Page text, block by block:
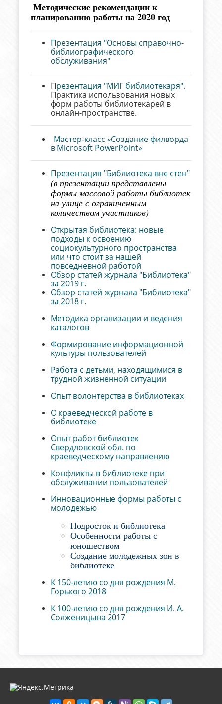
Методические рекомендации к
планированию работы на 2020 год
Презентация "Основы справочно-
библиографического
обслуживания"
Презентация "МИГ библиотекаря".
Практика использования новых
форм работы библиотекарей в
онлайн-пространстве.
Мастер-класс «Создание филворда
в Microsoft PowerPoint»
Презентация "Библиотека вне стен"
(в презентации представлены
формы массовой работы библиотек
на улице с ограниченным
количеством участников)
Открытая библиотека: новые
подходы к освоению
социокультурного пространства
или что стоит за нашей
повседневной работой
Обзор статей журнала "Библиотека"
за 2019 г.
Обзор статей журнала "Библиотека"
за 2018 г.
Методика организации и ведения
каталогов
Формирование информационной
культуры пользователей
Работа с детьми, находящимися в
трудной жизненной ситуации
Опыт волонтерства в библиотеках
О краеведческой работе в
библиотеке
Опыт работ библиотек
Свердловской обл. по
краеведческому направлению
Конфликты в библиотеке при
обслуживании пользователей
Инновационные формы работы с
молодежью
Подросток и библиотека
Особенности работы с
юношеством
Создание молодежных зон в
библиотеке
К 150-летию со дня рождения М.
Горького 2018
К 100-летию со дня рождения И. А.
Солженицына 2017